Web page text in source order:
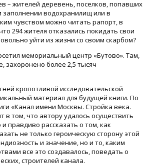
– жителей деревень, поселков, попавших
заполнении водохранилищ или в
чувством можно читать рапорт, в
294 жителя отказались покидать свои
уйти из жизни со своим скарбом?
мемориальный центр «Бутово». Там,
захоронено более 2,5 тысяч
кропотливой исследовательской
материал для будущей книги. По
«Канал имени Москвы. Стройка века.
в том, что автору удалось осуществить
правдиво рассказать о том, как
не только героическую сторону этой
и значение, но и то, каким
все это создавалось, поведать о
строителей канала.